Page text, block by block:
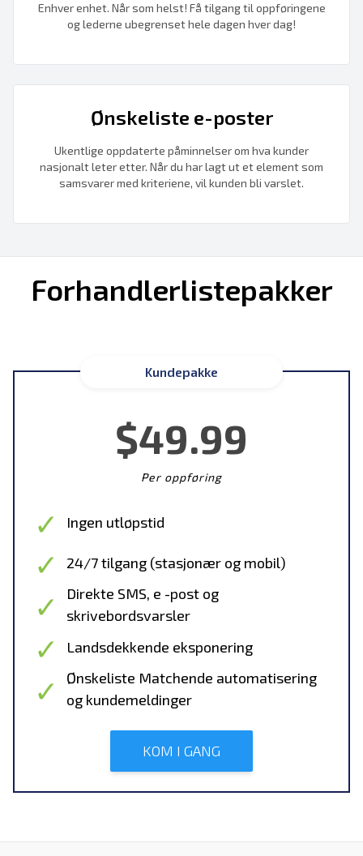
Enhver enhet. Når som helst! Få tilgang til oppføringene
og lederne ubegrenset hele dagen hver dag!
Ønskeliste e-poster
Ukentlige oppdaterte påminnelser om hva kunder
nasjonalt leter etter. Når du har lagt ut et element som
samsvarer med kriteriene, vil kunden bli varslet.
Forhandlerlistepakker
Kundepakke
$49.99
Per oppføring
Ingen utløpstid
24/7 tilgang (stasjonær og mobil)
Direkte SMS, e -post og
skrivebordsvarsler
Landsdekkende eksponering
Ønskeliste Matchende automatisering
og kundemeldinger
KOM I GANG